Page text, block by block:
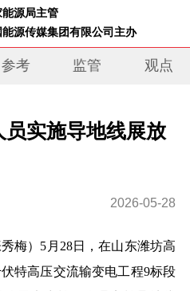
能源局主管
能源传媒集团有限公司主办
参考 监管 观点
实施导地线展放
2026-05-28
秀梅） 5月28日，在山东潍坊高
特高压交流输变电工程9标段